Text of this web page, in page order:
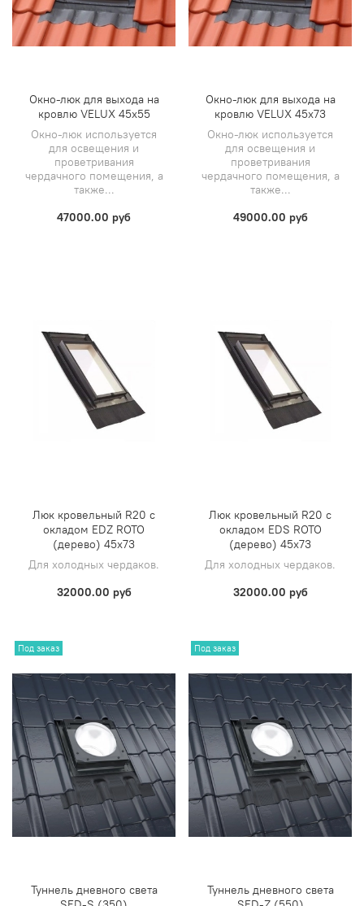
Окно-люк для выхода на
кровлю VELUX 45х55
Окно-люк используется
для освещения и
проветривания
чердачного помещения, а
также...
47000.00 руб
Окно-люк для выхода на
кровлю VELUX 45х73
Окно-люк используется
для освещения и
проветривания
чердачного помещения, а
также...
49000.00 руб
Люк кровельный R20 с
окладом EDZ ROTO
(дерево) 45х73
Для холодных чердаков.
32000.00 руб
Люк кровельный R20 с
окладом EDS ROTO
(дерево) 45х73
Для холодных чердаков.
32000.00 руб
Под заказ
Туннель дневного света
Под заказ
Туннель дневного света